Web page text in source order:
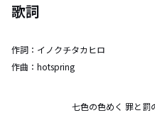
歌詞
作詞： イノクチタカヒロ
作曲： hotspring
七色の色めく 罪と罰